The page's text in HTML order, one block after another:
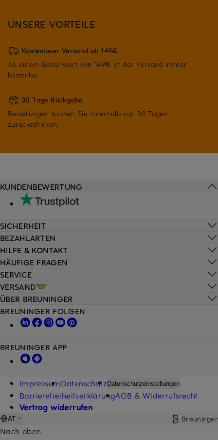
UNSERE VORTEILE
Kostenloser Versand ab 149€
Ab einem Bestellwert von 149€ ist der Versand immer
kostenlos.
30 Tage Rückgabe
Bestellungen können Sie innerhalb von 30 Tagen
zurückschicken.
HILFE & KONTAKT
HÄUFIGE FRAGEN
SERVICE
VERSAND
KUNDENBEWERTUNG
SICHERHEIT
BEZAHLARTEN
ÜBER BREUNINGER
BREUNINGER FOLGEN
BREUNINGER APP
ImpressumDatenschutzDatenschutzeinstellungen
BarrierefreiheitserklärungAGB & Widerrufsrecht
Vertrag widerrufen
AT Breuninger
Nach oben